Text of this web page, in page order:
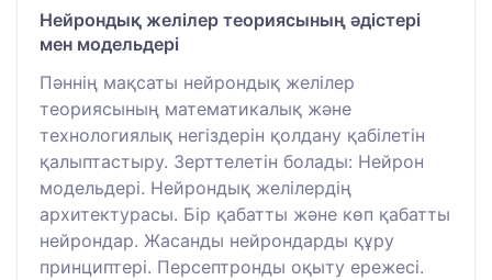
Нейрондық желілер теориясының әдістері
мен модельдері
Пәннің мақсаты нейрондық желілер
теориясының математикалық және
технологиялық негіздерін қолдану қабілетін
қалыптастыру. Зерттелетін болады: Нейрон
модельдері. Нейрондық желілердің
архитектурасы. Бір қабатты және көп қабатты
нейрондар. Жасанды нейрондарды құру
принциптері. Персептронды оқыту ережесі.